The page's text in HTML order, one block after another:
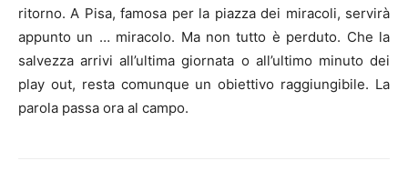
ritorno. A Pisa, famosa per la piazza dei miracoli, servirà
appunto un … miracolo. Ma non tutto è perduto. Che la
salvezza arrivi all’ultima giornata o all’ultimo minuto dei
play out, resta comunque un obiettivo raggiungibile. La
parola passa ora al campo.